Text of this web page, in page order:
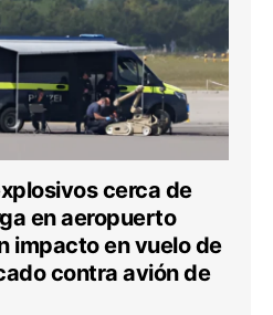
cerca de
en aeropuerto
impacto en vuelo de
contra avión de